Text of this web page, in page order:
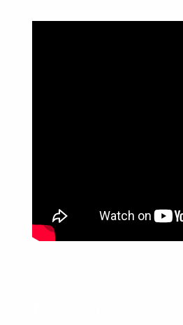
WhatsApp: (17) 99268-0565